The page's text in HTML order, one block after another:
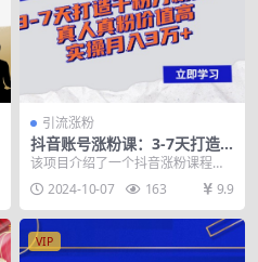
引流涨粉
抖音账号涨粉课：3-7天打造
千粉万粉账号，真人真粉价值
高，实操月入3万+
该项目介绍了一个抖音涨粉课程，
通过发布作品自然涨粉，3-7天可达
千粉万粉。账号可...
2024-10-07 163 9.9
VIP